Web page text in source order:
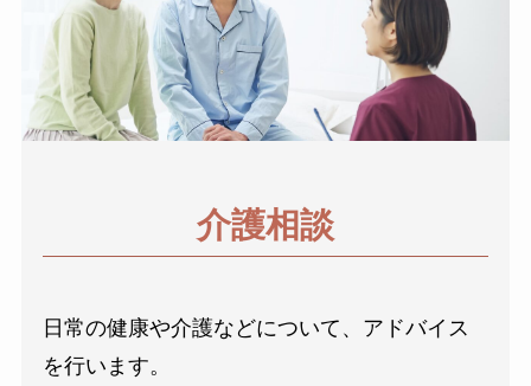
介護相談
日常の健康や介護などについて、アドバイス
を行います。